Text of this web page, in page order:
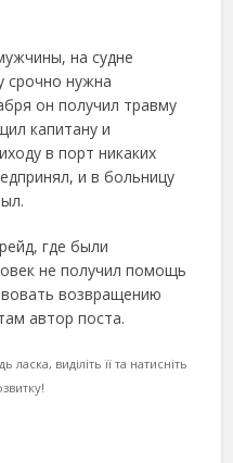
на судне
срочно нужна
он получил травму
капитану и
в порт никаких
и в больницу
где были
не получил помощь
возвращению
автор поста.
виділіть її та натисніть